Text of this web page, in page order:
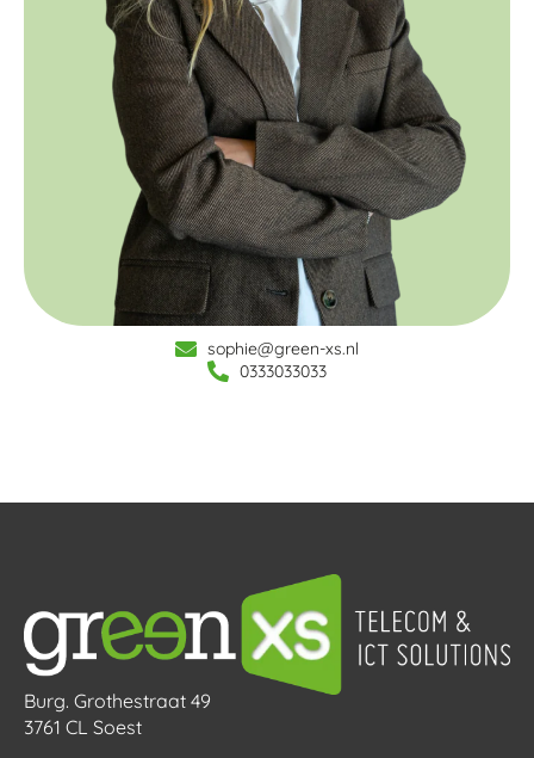
sophie@green-xs.nl
0333033033
Burg. Grothestraat 49
3761 CL Soest